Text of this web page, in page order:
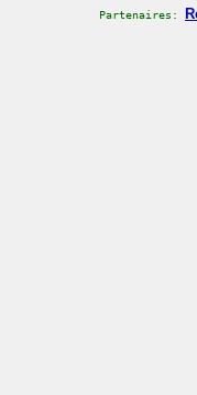
Partenaires: